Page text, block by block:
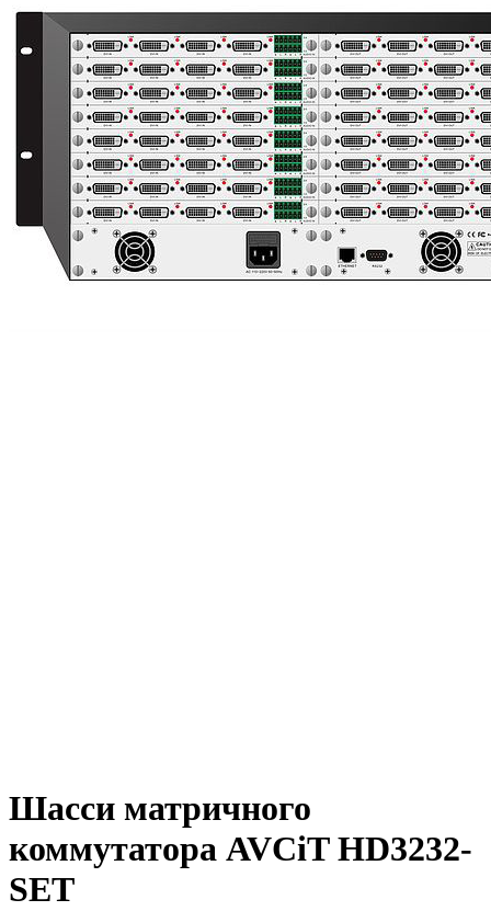
Шасси матричного
коммутатора AVCiT HD3232-
SET